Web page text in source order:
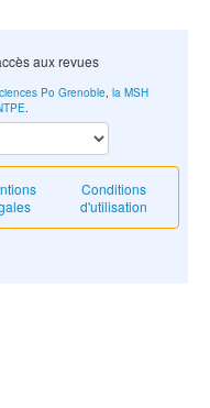
aux revues
Conditions
d'utilisation
Po Grenoble, la MSH
.